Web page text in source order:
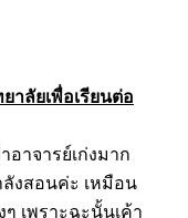
าลัยเพื่อเรียนต่อ
อาจารย์เก่งมาก
ลังสอนค่ะ เหมือน
เพราะฉะนั้นเค้า